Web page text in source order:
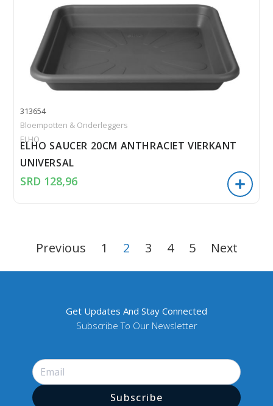
313654
Bloempotten & Onderleggers
ELHO
ELHO SAUCER 20CM ANTHRACIET VIERKANT
UNIVERSAL
SRD 128,96
Previous 1 2 3 4 5 Next
Get Updates And Stay Connected
Subscribe To Our Newsletter
Subscribe